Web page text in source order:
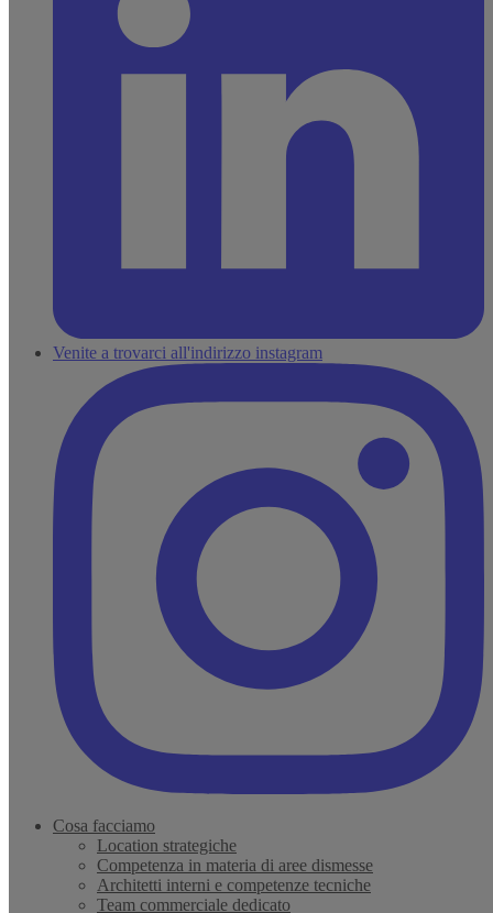
Venite a trovarci all'indirizzo instagram
Cosa facciamo
Location strategiche
Competenza in materia di aree dismesse
Architetti interni e competenze tecniche
Team commerciale dedicato